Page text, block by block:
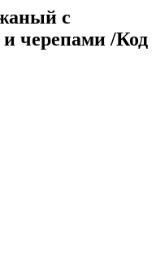
с
черепами /Код